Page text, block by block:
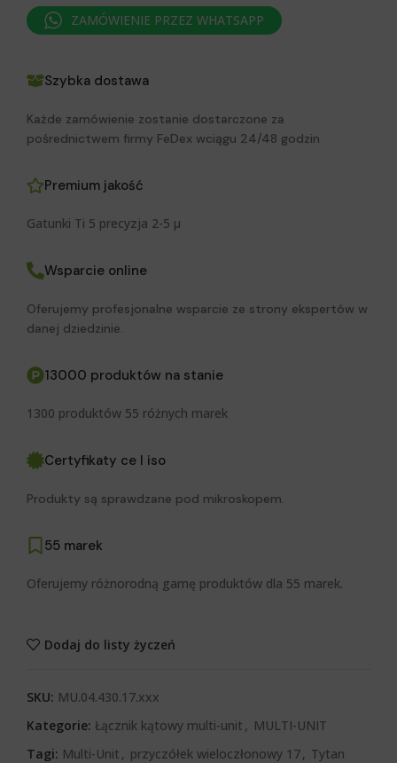
ZAMÓWIENIE PRZEZ WHATSAPP
Szybka dostawa
Każde zamówienie zostanie dostarczone za
pośrednictwem firmy FeDex wciągu 24/48 godzin
Premium jakość
Gatunki Ti 5 precyzja 2-5 μ
Wsparcie online
Oferujemy profesjonalne wsparcie ze strony ekspertów w
danej dziedzinie.
13000 produktów na stanie
1300 produktów 55 różnych marek
Certyfikaty ce I iso
Produkty są sprawdzane pod mikroskopem.
55 marek
Oferujemy różnorodną gamę produktów dla 55 marek.
Dodaj do listy życzeń
SKU: MU.04.430.17.xxx
Kategorie: Łącznik kątowy multi-unit , MULTI-UNIT
Tagi: Multi-Unit , przyczółek wieloczłonowy 17, Tytan